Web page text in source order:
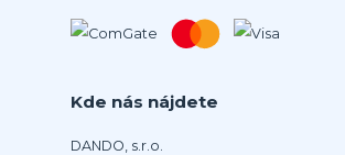
Kde nás nájdete
DANDO, s.r.o.